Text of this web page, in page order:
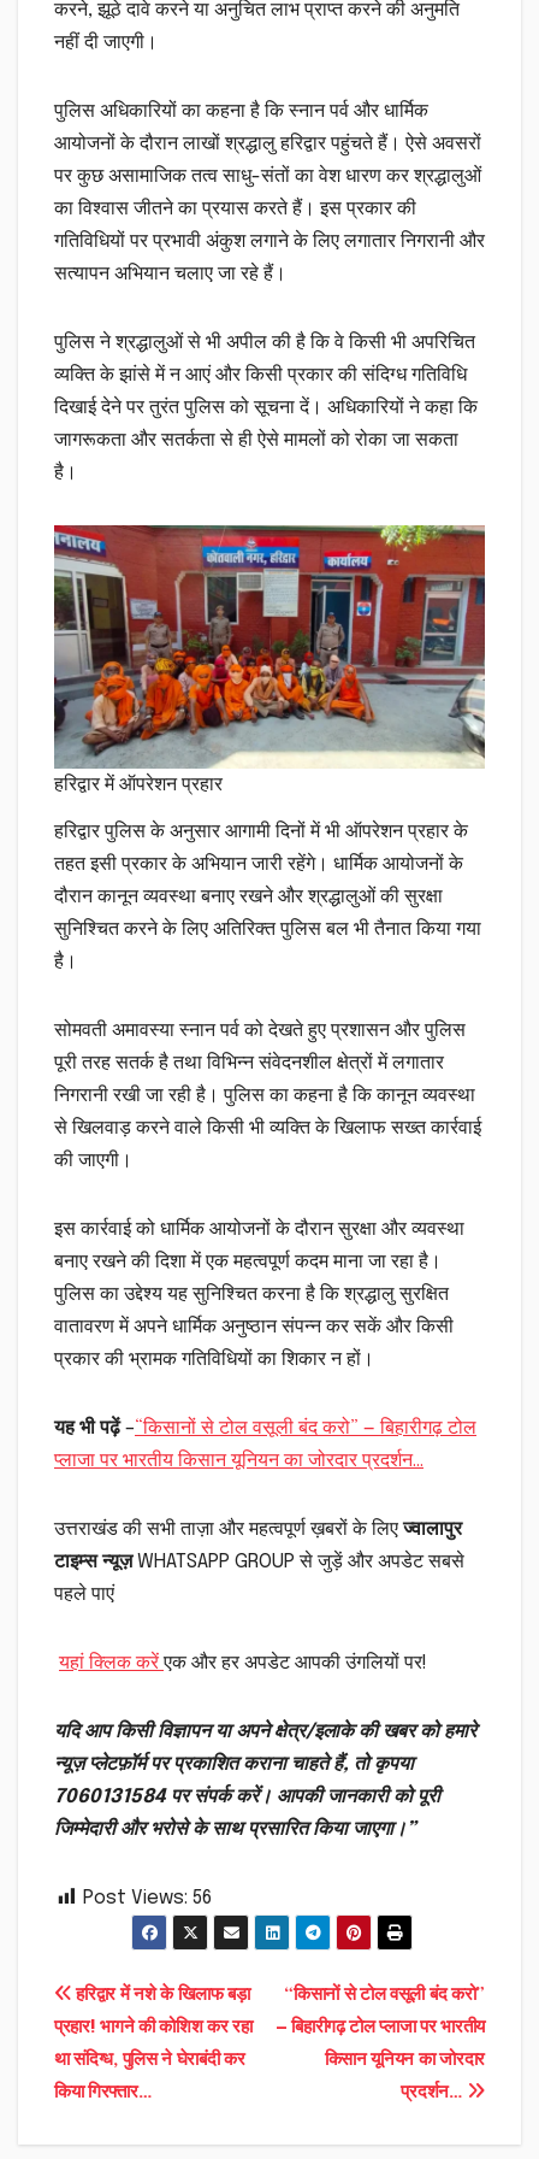
करने, झूठे दावे करने या अनुचित लाभ प्राप्त करने की अनुमति
नहीं दी जाएगी।
पुलिस अधिकारियों का कहना है कि स्नान पर्व और धार्मिक
आयोजनों के दौरान लाखों श्रद्धालु हरिद्वार पहुंचते हैं। ऐसे अवसरों
पर कुछ असामाजिक तत्व साधु-संतों का वेश धारण कर श्रद्धालुओं
का विश्वास जीतने का प्रयास करते हैं। इस प्रकार की
गतिविधियों पर प्रभावी अंकुश लगाने के लिए लगातार निगरानी और
सत्यापन अभियान चलाए जा रहे हैं।
पुलिस ने श्रद्धालुओं से भी अपील की है कि वे किसी भी अपरिचित
व्यक्ति के झांसे में न आएं और किसी प्रकार की संदिग्ध गतिविधि
दिखाई देने पर तुरंत पुलिस को सूचना दें। अधिकारियों ने कहा कि
जागरूकता और सतर्कता से ही ऐसे मामलों को रोका जा सकता
है।
हरिद्वार में ऑपरेशन प्रहार
हरिद्वार पुलिस के अनुसार आगामी दिनों में भी ऑपरेशन प्रहार के
तहत इसी प्रकार के अभियान जारी रहेंगे। धार्मिक आयोजनों के
दौरान कानून व्यवस्था बनाए रखने और श्रद्धालुओं की सुरक्षा
सुनिश्चित करने के लिए अतिरिक्त पुलिस बल भी तैनात किया गया
है।
सोमवती अमावस्या स्नान पर्व को देखते हुए प्रशासन और पुलिस
पूरी तरह सतर्क है तथा विभिन्न संवेदनशील क्षेत्रों में लगातार
निगरानी रखी जा रही है। पुलिस का कहना है कि कानून व्यवस्था
से खिलवाड़ करने वाले किसी भी व्यक्ति के खिलाफ सख्त कार्रवाई
की जाएगी।
इस कार्रवाई को धार्मिक आयोजनों के दौरान सुरक्षा और व्यवस्था
बनाए रखने की दिशा में एक महत्वपूर्ण कदम माना जा रहा है।
पुलिस का उद्देश्य यह सुनिश्चित करना है कि श्रद्धालु सुरक्षित
वातावरण में अपने धार्मिक अनुष्ठान संपन्न कर सकें और किसी
प्रकार की भ्रामक गतिविधियों का शिकार न हों।
यह भी पढ़ें–“किसानों से टोल वसूली बंद करो” — बिहारीगढ़ टोल
प्लाजा पर भारतीय किसान यूनियन का जोरदार प्रदर्शन…
उत्तराखंड की सभी ताज़ा और महत्वपूर्ण ख़बरों के लिएज्वालापुर
टाइम्स न्यूज़WHATSAPP GROUP से जुड़ें और अपडेट सबसे
पहले पाएं
यहां क्लिक करेंएक और हर अपडेट आपकी उंगलियों पर!
यदि आप किसी विज्ञापन या अपने क्षेत्र/इलाके की खबर को हमारे
न्यूज़ प्लेटफ़ॉर्म पर प्रकाशित कराना चाहते हैं, तो कृपया
7060131584 पर संपर्क करें। आपकी जानकारी को पूरी
जिम्मेदारी और भरोसे के साथ प्रसारित किया जाएगा।”
Post Views: 56
Post
navigation
“किसानों से टोल वसूली बंद करो”
— बिहारीगढ़ टोल प्लाजा पर भारतीय
किसान यूनियन का जोरदार
प्रदर्शन…
हरिद्वार में नशे के खिलाफ बड़ा
प्रहार! भागने की कोशिश कर रहा
था संदिग्ध, पुलिस ने घेराबंदी कर
किया गिरफ्तार…